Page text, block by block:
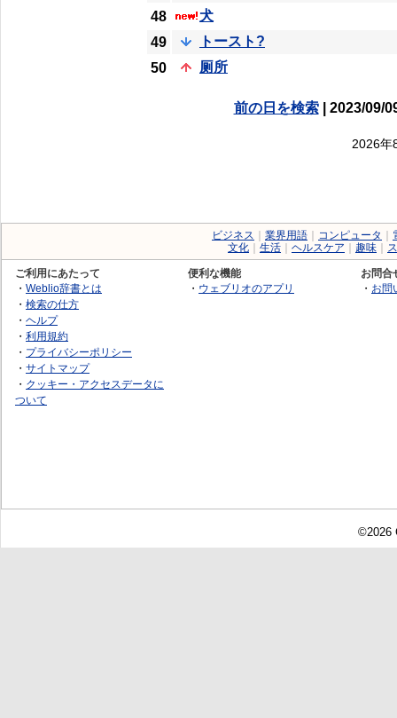
48
犬
49
トースト?
50
厕所
前の日を検索| 2023/09/
2026年
ビジネス 業界用語 コンピュータ
文化
生活 ヘルスケア 趣味
ご利用にあたって
・ Weblio辞書とは
・ 検索の仕方
・ ヘルプ
・ 利用規約
・ プライバシーポリシー
・ サイトマップ
・ クッキー・アクセスデータに
ついて
便利な機能
・ ウェブリオのアプリ
お問合
・ お問
©2026